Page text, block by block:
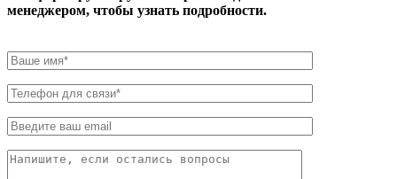
менеджером, чтобы узнать подробности.